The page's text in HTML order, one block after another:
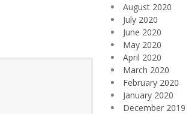
August 2020
July 2020
June 2020
May 2020
April 2020
March 2020
February 2020
January 2020
December 2019